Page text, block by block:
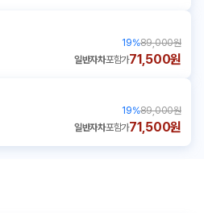
19%89,000원
일반자차포함가71,500원
19%89,000원
일반자차포함가71,500원